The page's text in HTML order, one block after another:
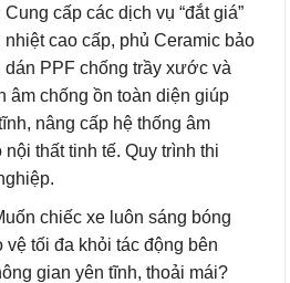
Cung cấp các dịch vụ “đắt giá”
cao cấp, phủ Ceramic bảo
PPF chống trầy xước và
âm chống ồn toàn diện giúp
nâng cấp hệ thống âm
thất tinh tế. Quy trình thi
chiếc xe luôn sáng bóng
tối đa khỏi tác động bên
gian yên tĩnh, thoải mái?